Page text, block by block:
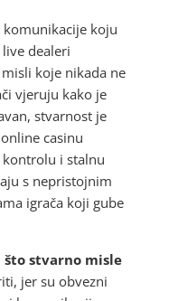
komunikacije koju
dealeri
koje nikada ne
vjeruju kako je
stvarnost je
casinu
i stalnu
s nepristojnim
igrača koji gube
stvarno misle
jer su obvezni